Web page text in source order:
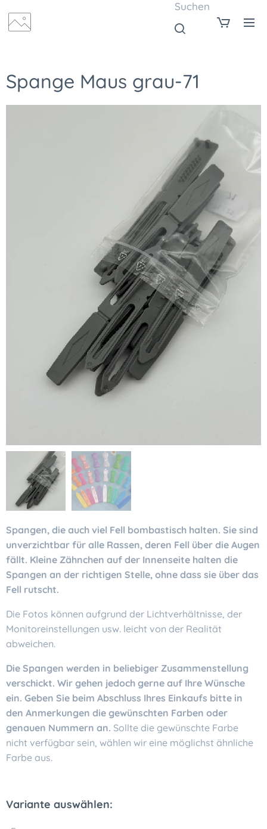
Suchen
Spange Maus grau-71
Spangen, die auch viel Fell bombastisch halten. Sie sind
unverzichtbar für alle Rassen, deren Fell über die Augen
fällt. Kleine Zähnchen auf der Innenseite halten die
Spangen an der richtigen Stelle, ohne dass sie über das
Fell rutscht.
Die Fotos können aufgrund der Lichtverhältnisse, der
Monitoreinstellungen usw. leicht von der Realität
abweichen.
Die Spangen werden in beliebiger Zusammenstellung
verschickt. Wir gehen jedoch gerne auf Ihre Wünsche
ein. Geben Sie beim Abschluss Ihres Einkaufs bitte in
den Anmerkungen die gewünschten Farben oder
genauen Nummern an. Sollte die gewünschte Farbe
nicht verfügbar sein, wählen wir eine möglichst ähnliche
Farbe aus.
Variante auswählen: